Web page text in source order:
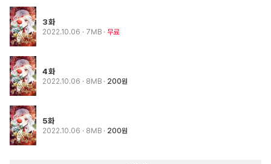
3화
2022.10.06 · 7MB 무료
4화
2022.10.06 · 8MB 200원
5화
2022.10.06 · 8MB 200원